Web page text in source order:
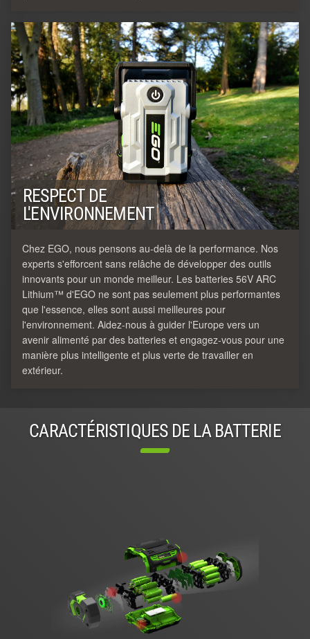
RESPECT DE
L'ENVIRONNEMENT
Chez EGO, nous pensons au-delà de la performance. Nos
experts s'efforcent sans relâche de développer des outils
innovants pour un monde meilleur. Les batteries 56V ARC
Lithium™ d'EGO ne sont pas seulement plus performantes
que l'essence, elles sont aussi meilleures pour
l'environnement. Aidez-nous à guider l'Europe vers un
avenir alimenté par des batteries et engagez-vous pour une
manière plus intelligente et plus verte de travailler en
extérieur.
CARACTÉRISTIQUES DE LA BATTERIE